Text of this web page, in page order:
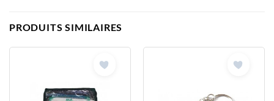
PRODUITS SIMILAIRES